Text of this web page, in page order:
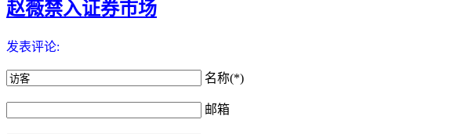
赵薇禁入证券市场
发表评论:
名称(*)
邮箱